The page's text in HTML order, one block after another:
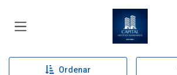
Página inicial
Ordenar